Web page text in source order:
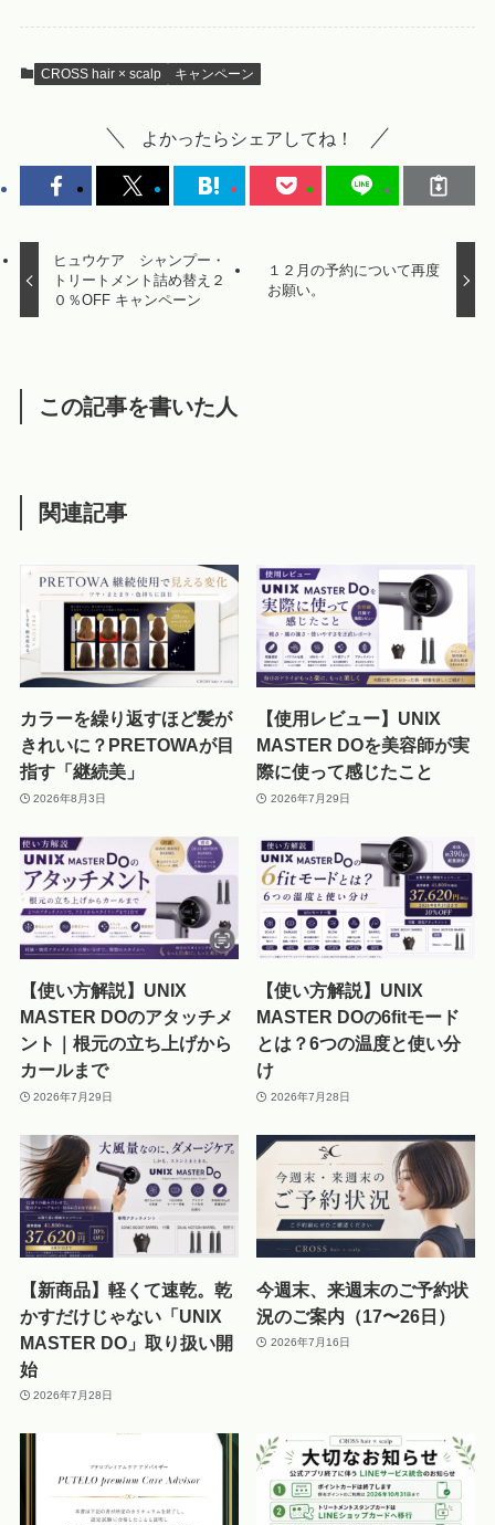
CROSS hair × scalp キャンペーン
よかったらシェアしてね！
ヒュウケア シャンプー・
トリートメント詰め替え２
０％OFF キャンペーン
１２月の予約について再度
お願い。
この記事を書いた人
関連記事
カラーを繰り返すほど髪が
きれいに？PRETOWAが目
指す「継続美」
2026年8月3日
【使用レビュー】UNIX
MASTER DOを美容師が実
際に使って感じたこと
2026年7月29日
【使い方解説】UNIX
MASTER DOのアタッチメ
ント｜根元の立ち上げから
カールまで
2026年7月29日
【使い方解説】UNIX
MASTER DOの6fitモード
とは？6つの温度と使い分
け
2026年7月28日
【新商品】軽くて速乾。乾
かすだけじゃない「UNIX
MASTER DO」取り扱い開
始
2026年7月28日
今週末、来週末のご予約状
況のご案内（17〜26日）
2026年7月16日